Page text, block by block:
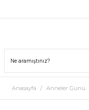
Anasayfa Anneler Günü